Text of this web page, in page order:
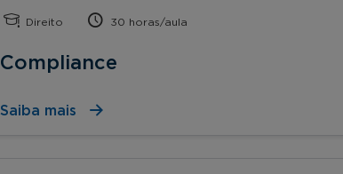
Direito 30 horas/aula
Compliance
Saiba mais